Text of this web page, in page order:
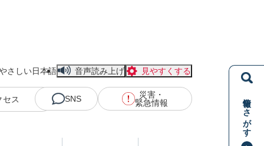
情報をさがす
さしい日本語 音声読み上げ 見やすくする
セス SNS
災害・
緊急情報